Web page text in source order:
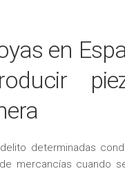
en
determinadas
mercancías cuando